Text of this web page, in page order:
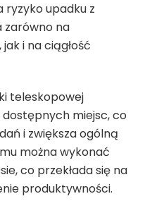
upadku z
zarówno na
i na ciągłość
teleskopowej
miejsc, co
i zwiększa ogólną
można wykonać
co przekłada się na
produktywności.